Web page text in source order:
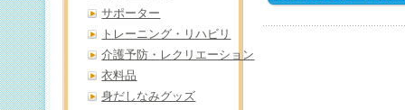
サポーター
トレーニング・リハビリ
介護予防・レクリエーション
衣料品
身だしなみグッズ